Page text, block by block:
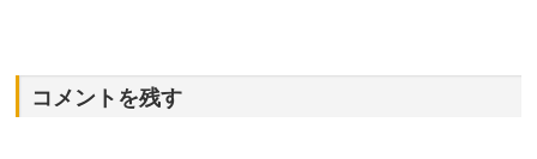
コメントを残す